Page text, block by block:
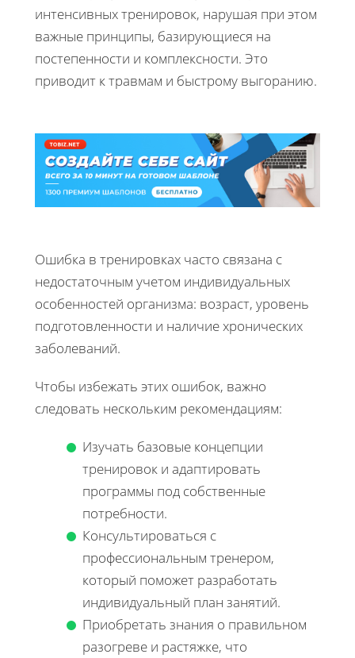
интенсивных тренировок, нарушая при этом
важные принципы, базирующиеся на
постепенности и комплексности. Это
приводит к травмам и быстрому выгоранию.
Ошибка в тренировках часто связана с
недостаточным учетом индивидуальных
особенностей организма: возраст, уровень
подготовленности и наличие хронических
заболеваний.
Чтобы избежать этих ошибок, важно
следовать нескольким рекомендациям:
Изучать базовые концепции
тренировок и адаптировать
программы под собственные
потребности.
Консультироваться с
профессиональным тренером,
который поможет разработать
индивидуальный план занятий.
Приобретать знания о правильном
разогреве и растяжке, что